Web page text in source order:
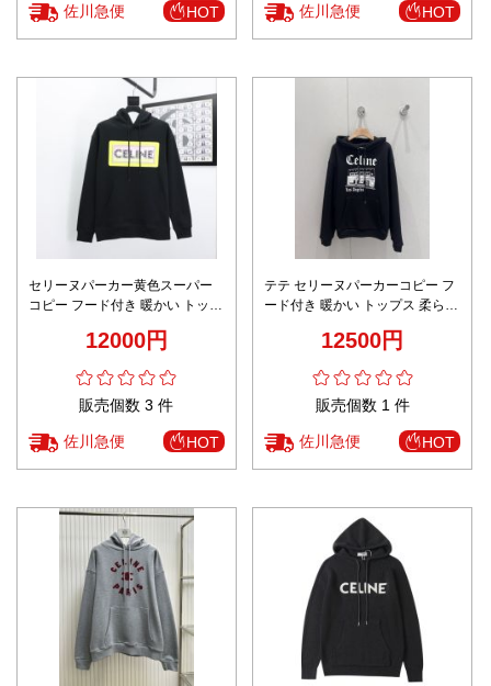
佐川急便 HOT 佐川急便 HOT
セリーヌパーカー黄色スーパー
コピー フード付き 暖かい トップ
12000円
販売個数 3 件
佐川急便 HOT
テテ セリーヌパーカーコピー フ
ード付き 暖かい トップス 柔らか
12500円
販売個数 1 件
佐川急便 HOT